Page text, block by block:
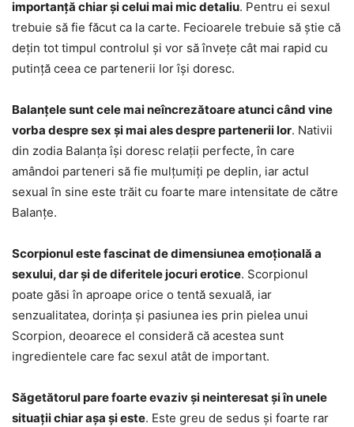
importanță chiar și celui mai mic detaliu. Pentru ei sexul
trebuie să fie făcut ca la carte. Fecioarele trebuie să știe că
dețin tot timpul controlul și vor să învețe cât mai rapid cu
putință ceea ce partenerii lor își doresc.
Balanțele sunt cele mai neîncrezătoare atunci când vine
vorba despre sex și mai ales despre partenerii lor. Nativii
din zodia Balanța își doresc relații perfecte, în care
amândoi parteneri să fie mulțumiți pe deplin, iar actul
sexual în sine este trăit cu foarte mare intensitate de către
Balanțe.
Scorpionul este fascinat de dimensiunea emoțională a
sexului, dar și de diferitele jocuri erotice. Scorpionul
poate găsi în aproape orice o tentă sexuală, iar
senzualitatea, dorința și pasiunea ies prin pielea unui
Scorpion, deoarece el consideră că acestea sunt
ingredientele care fac sexul atât de important.
Săgetătorul pare foarte evaziv și neinteresat și în unele
situații chiar așa și este. Este greu de sedus și foarte rar